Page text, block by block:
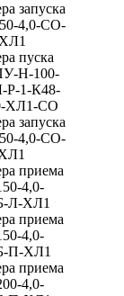
запуска
4,0-СО-
пуска
Н-100-
Р-1-К48-
ХЛ1-СО
запуска
4,0-СО-
приема
4,0-
Л-ХЛ1
приема
4,0-
П-ХЛ1
приема
4,0-